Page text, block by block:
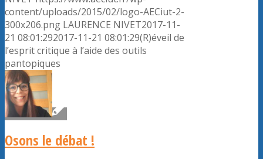
content/uploads/2015/02/logo-AECiut-2-
300x206.png LAURENCE NIVET2017-11-
21 08:01:292017-11-21 08:01:29(R)éveil de
l’esprit critique à l’aide des outils
pantopiques
Osons le débat !